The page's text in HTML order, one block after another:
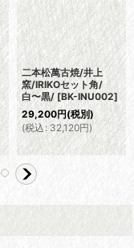
二本松萬古焼/井上
窯/IRIKOセット角/
白〜黒/ [BK-INU002]
29,200円(税別)
(税込 : 32,120円)